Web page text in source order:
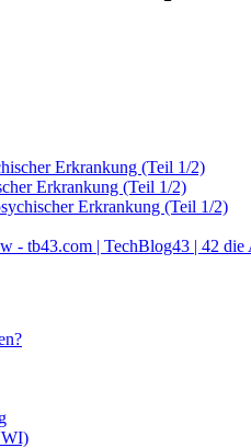
Erkrankung (Teil 1/2)
Erkrankung (Teil 1/2)
Erkrankung (Teil 1/2)
- tb43.com | TechBlog43 | 42 die